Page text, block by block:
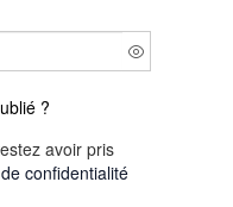
?
avoir pris
confidentialité